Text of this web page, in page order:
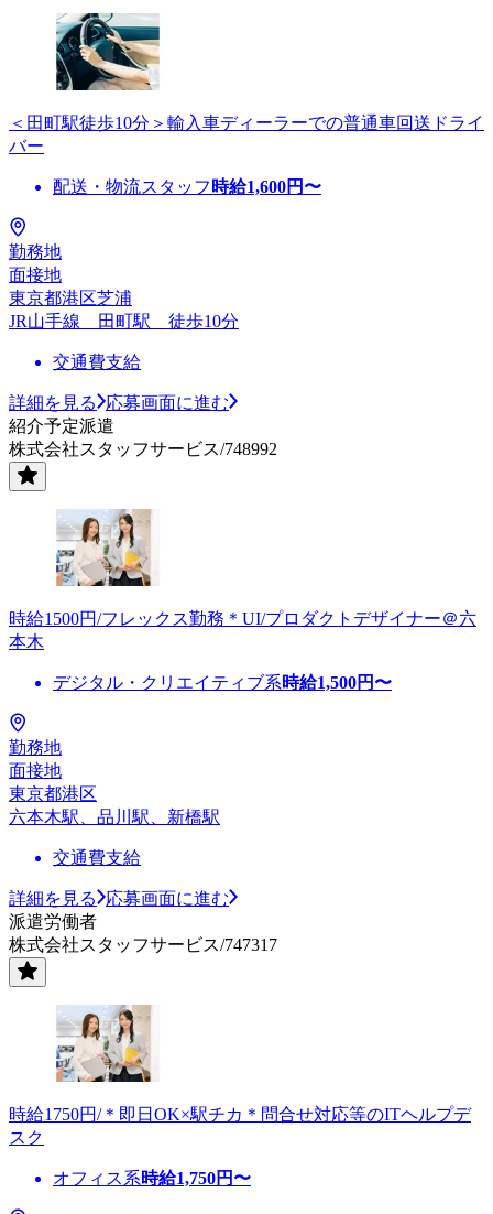
＜田町駅徒歩10分＞輸入車ディーラーでの普通車回送ドライ
バー
配送・物流スタッフ 時給1,600円〜
勤務地
面接地
東京都港区芝浦
JR山手線 田町駅 徒歩10分
交通費支給
詳細を見る
応募画面に進む
紹介予定派遣
株式会社スタッフサービス/748992
時給1500円/フレックス勤務＊UI/プロダクトデザイナー＠六
本木
デジタル・クリエイティブ系時給1,500円〜
勤務地
面接地
東京都港区
六本木駅、品川駅、新橋駅
交通費支給
詳細を見る
応募画面に進む
派遣労働者
株式会社スタッフサービス/747317
時給1750円/＊即日OK×駅チカ＊問合せ対応等のITヘルプデ
スク
オフィス系時給1,750円〜